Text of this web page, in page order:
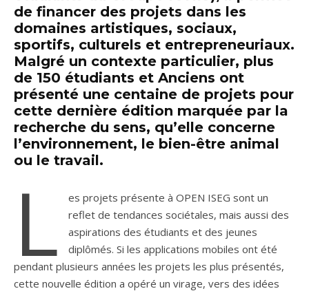
de financer des projets dans les
domaines artistiques, sociaux,
sportifs, culturels et entrepreneuriaux.
Malgré un contexte particulier, plus
de 150 étudiants et Anciens ont
présenté une centaine de projets pour
cette dernière édition marquée par la
recherche du sens, qu’elle concerne
l’environnement, le bien-être animal
ou le travail.
L
es projets présente à OPEN ISEG sont un
reflet de tendances sociétales, mais aussi des
aspirations des étudiants et des jeunes
diplômés. Si les applications mobiles ont été
pendant plusieurs années les projets les plus présentés,
cette nouvelle édition a opéré un virage, vers des idées